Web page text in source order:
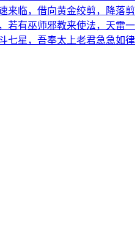
来临，借向黄金绞剪，降落剪
若有巫师邪教来使法，天雷一
七星，吾奉太上老君急急如律